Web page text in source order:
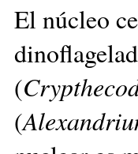
El núcleo
(
(